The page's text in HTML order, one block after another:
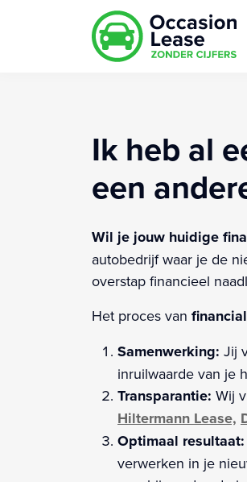
Ik heb al
een
Wil je jouw huidige
autobedrijf waar je de
overstap financieel
Het proces van
Samenwerking: Jij
inruilwaarde van je
Transparantie: Wij
Hiltermann Lease,
Optimaal resultaat:
verwerken in je